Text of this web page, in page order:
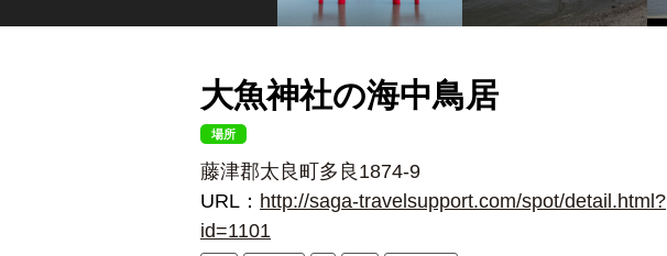
大魚神社の海中鳥居
場所
藤津郡太良町多良1874-9
URL： http://saga-travelsupport.com/spot/detail.html?
id=1101